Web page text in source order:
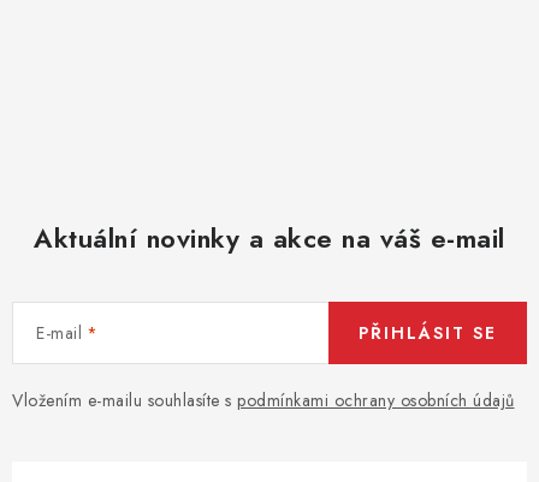
Aktuální novinky a akce na váš e-mail
E-mail
Vložením e-mailu souhlasíte s podmínkami ochrany osobních údajů
PŘIHLÁSIT SE